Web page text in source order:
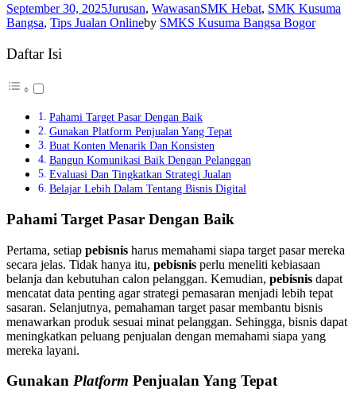
September 30, 2025Jurusan, WawasanSMK Hebat, SMK Kusuma
Bangsa, Tips Jualan Onlineby SMKS Kusuma Bangsa Bogor
Daftar Isi
Pahami Target Pasar Dengan Baik
Gunakan Platform Penjualan Yang Tepat
Buat Konten Menarik Dan Konsisten
Bangun Komunikasi Baik Dengan Pelanggan
Evaluasi Dan Tingkatkan Strategi Jualan
Belajar Lebih Dalam Tentang Bisnis Digital
Pahami Target Pasar Dengan Baik
Pertama, setiap pebisnis harus memahami siapa target pasar mereka
secara jelas. Tidak hanya itu, pebisnis perlu meneliti kebiasaan
belanja dan kebutuhan calon pelanggan. Kemudian, pebisnis dapat
mencatat data penting agar strategi pemasaran menjadi lebih tepat
sasaran. Selanjutnya, pemahaman target pasar membantu bisnis
menawarkan produk sesuai minat pelanggan. Sehingga, bisnis dapat
meningkatkan peluang penjualan dengan memahami siapa yang
mereka layani.
Gunakan Platform Penjualan Yang Tepat